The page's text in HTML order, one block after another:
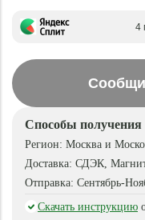
4
Способы получения
Регион: Москва и
Доставка: СДЭК,
Отправка: Сентябрь-
Скачать инструкцию